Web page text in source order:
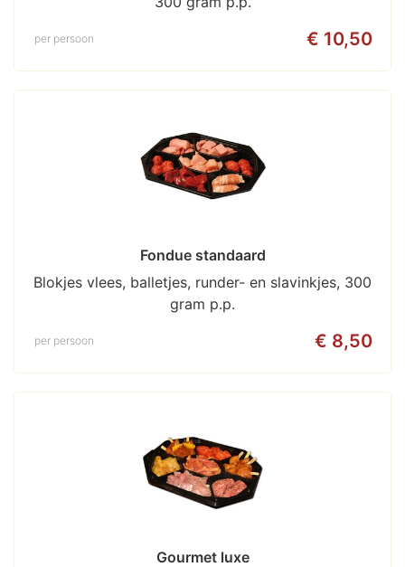
€ 10,50
per persoon
Fondue standaard
Blokjes vlees, balletjes, runder- en slavinkjes, 300
gram p.p.
€ 8,50
per persoon
Gourmet luxe